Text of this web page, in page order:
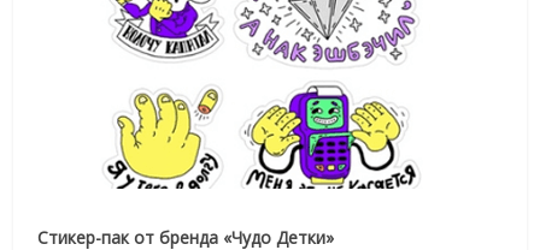
Стикер-пак от бренда «Чудо Детки»